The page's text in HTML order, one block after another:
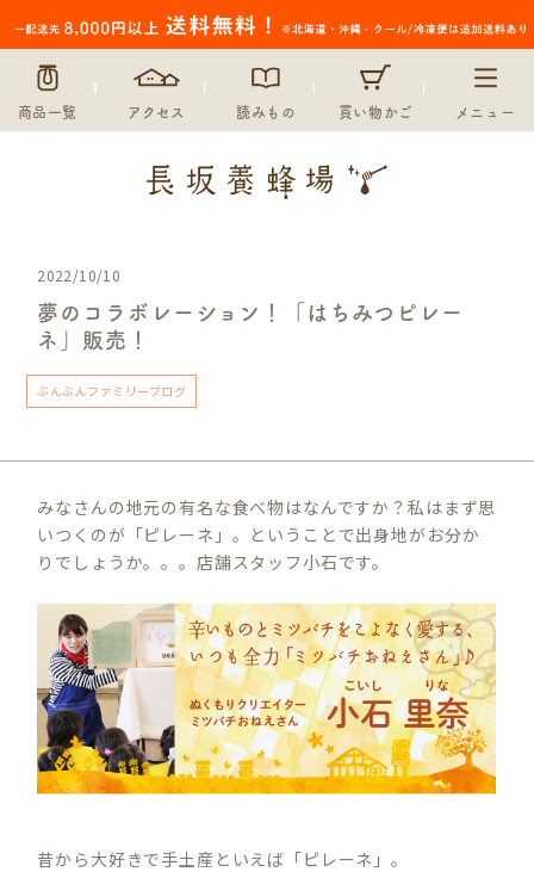
商品一覧 アクセス 読みもの 買い物かご メニュー
2022/10/10
夢のコラボレーション！「はちみつピレー
ネ」販売！
ぶんぶんファミリーブログ
みなさんの地元の有名な食べ物はなんですか？私はまず思
いつくのが「ピレーネ」。ということで出身地がお分か
りでしょうか。。。店舗スタッフ小石です。
昔から大好きで手土産といえば「ピレーネ」。